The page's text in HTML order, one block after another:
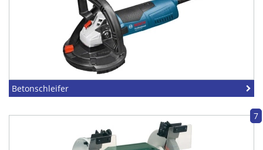
Betonschleifer
7